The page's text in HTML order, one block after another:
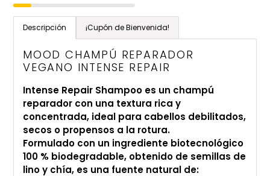
de
compra
Descripción ¡Cupón de Bienvenida!
MOOD CHAMPÚ REPARADOR
VEGANO INTENSE REPAIR
Intense Repair Shampoo es un champú
reparador con una textura rica y
concentrada, ideal para cabellos debilitados,
secos o propensos a la rotura.
Formulado con un ingrediente biotecnológico
100 % biodegradable, obtenido de semillas de
lino y chía, es una fuente natural de: